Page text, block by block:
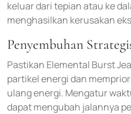
keluar dari tepian atau ke
menghasilkan kerusakan
Penyembuhan
Pastikan Elemental Burst
partikel energi dan
ulang energi. Mengatur
dapat mengubah jalannya